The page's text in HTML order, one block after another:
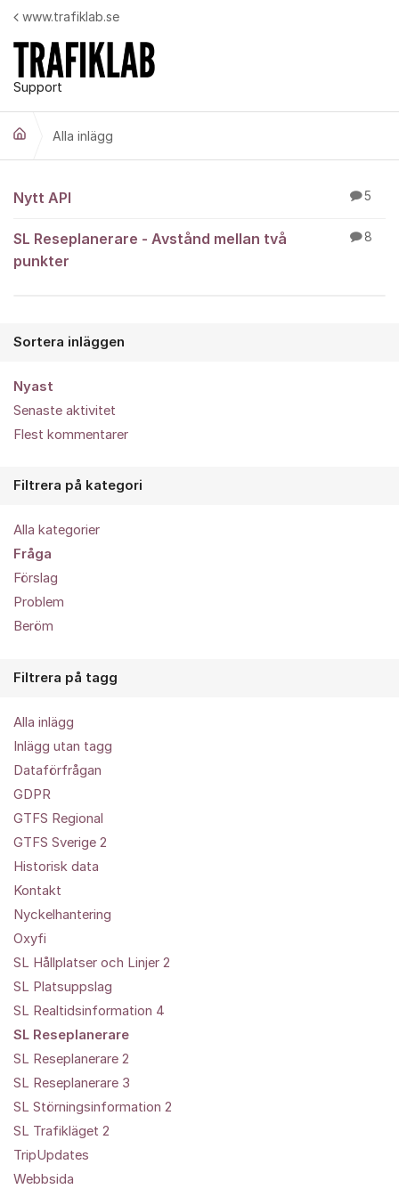
Hoppa till innehåll
Support
www.trafiklab.se
Alla inlägg
Alla inlägg
Nytt API 5
SL Reseplanerare - Avstånd mellan två
punkter
8
Sortera inläggen
Nyast
Senaste aktivitet
Flest kommentarer
Filtrera på kategori
Alla kategorier
Fråga
Förslag
Problem
Beröm
Filtrera på tagg
Alla inlägg
Inlägg utan tagg
Dataförfrågan
GDPR
GTFS Regional
GTFS Sverige 2
Historisk data
Kontakt
Nyckelhantering
Oxyfi
SL Hållplatser och Linjer 2
SL Platsuppslag
SL Realtidsinformation 4
SL Reseplanerare
SL Reseplanerare 2
SL Reseplanerare 3
SL Störningsinformation 2
SL Trafikläget 2
TripUpdates
Webbsida